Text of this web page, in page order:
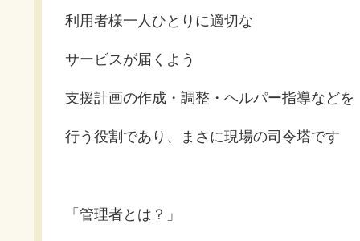
利用者様一人ひとりに適切な
サービスが届くよう
支援計画の作成・調整・ヘルパー指導などを
行う役割であり、まさに現場の司令塔です
「管理者とは？」